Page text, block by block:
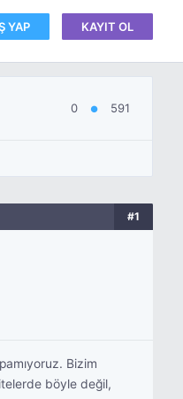
YAP KAYIT OL
0 ● 591
#1
Bizim
böyle değil,